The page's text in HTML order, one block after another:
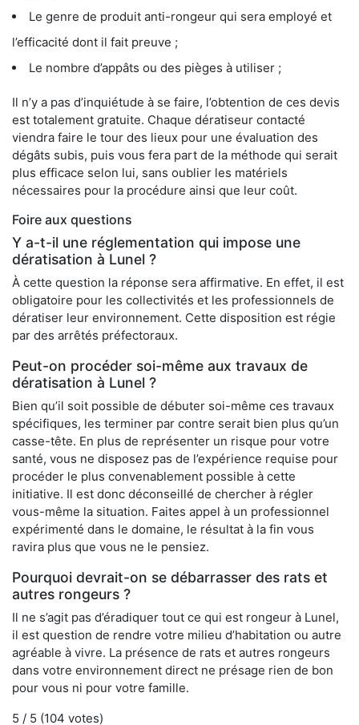
Le genre de produit anti-rongeur qui sera employé et
l’efficacité dont il fait preuve ;
Le nombre d’appâts ou des pièges à utiliser ;
Il n’y a pas d’inquiétude à se faire, l’obtention de ces devis
est totalement gratuite. Chaque dératiseur contacté
viendra faire le tour des lieux pour une évaluation des
dégâts subis, puis vous fera part de la méthode qui serait
plus efficace selon lui, sans oublier les matériels
nécessaires pour la procédure ainsi que leur coût.
Foire aux questions
Y a-t-il une réglementation qui impose une
dératisation à Lunel ?
À cette question la réponse sera affirmative. En effet, il est
obligatoire pour les collectivités et les professionnels de
dératiser leur environnement. Cette disposition est régie
par des arrêtés préfectoraux.
Peut-on procéder soi-même aux travaux de
dératisation à Lunel ?
Bien qu’il soit possible de débuter soi-même ces travaux
spécifiques, les terminer par contre serait bien plus qu’un
casse-tête. En plus de représenter un risque pour votre
santé, vous ne disposez pas de l’expérience requise pour
procéder le plus convenablement possible à cette
initiative. Il est donc déconseillé de chercher à régler
vous-même la situation. Faites appel à un professionnel
expérimenté dans le domaine, le résultat à la fin vous
ravira plus que vous ne le pensiez.
Pourquoi devrait-on se débarrasser des rats et
autres rongeurs ?
Il ne s’agit pas d’éradiquer tout ce qui est rongeur à Lunel,
il est question de rendre votre milieu d’habitation ou autre
agréable à vivre. La présence de rats et autres rongeurs
dans votre environnement direct ne présage rien de bon
pour vous ni pour votre famille.
5 / 5 (104 votes)